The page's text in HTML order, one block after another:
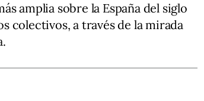
amplia sobre la España del siglo
colectivos, a través de la mirada